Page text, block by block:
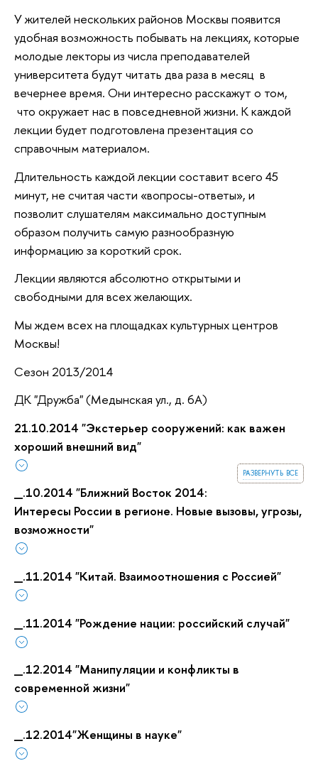
У жителей нескольких районов Москвы появится
удобная возможность побывать на лекциях, которые
молодые лекторы из числа преподавателей
университета будут читать два раза в месяц в
вечернее время. Они интересно расскажут о том,
что окружает нас в повседневной жизни. К каждой
лекции будет подготовлена презентация со
справочным материалом.
Длительность каждой лекции составит всего 45
минут, не считая части «вопросы-ответы», и
позволит слушателям максимально доступным
образом получить самую разнообразную
информацию за короткий срок.
Лекции являются абсолютно открытыми и
свободными для всех желающих.
Мы ждем всех на площадках культурных центров
Москвы!
Сезон 2013/2014
ДК "Дружба" (Медынская ул., д. 6А)
21.10.2014 "Экстерьер сооружений: как важен
хороший внешний вид"
развернуть все
_.10.2014 "Ближний Восток 2014:
Интересы России в регионе. Новые вызовы, угрозы,
возможности"
_.11.2014 "Китай. Взаимоотношения с Россией"
_.11.2014 "Рождение нации: российский случай"
_.12.2014 "Манипуляции и конфликты в
современной жизни"
_.12.2014"Женщины в науке"